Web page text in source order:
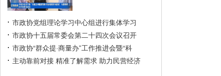
市政协党组理论学习中心组进行集体学习
市政协十五届常委会第二十四次会议召开
市政协“群众提·商量办”工作推进会暨“科
主动靠前对接 精准了解需求 助力民营经济